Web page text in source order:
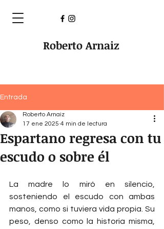
Roberto Arnaiz
Entrada
Espartano regresa con tu
escudo o sobre él
Roberto Arnaiz
17 ene 2025 4 min de lectura
La madre lo miró en silencio,
sosteniendo el escudo con ambas
manos, como si tuviera vida propia. Su
peso, denso como la historia misma,